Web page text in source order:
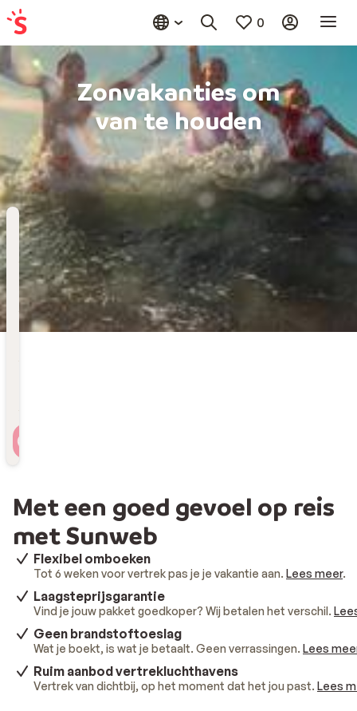
0
Zonvakanties om
van te houden
Bestemming
Kies bestemming
Wanneer
Vertrekdatum
Hoelang
Met een goed gevoel op reis
met Sunweb
Flexibel omboeken
Tot 6 weken voor vertrek pas je je vakantie aan. Lees meer.
Laagsteprijsgarantie
Vind je jouw pakket goedkoper? Wij betalen het verschil.
Geen brandstoftoeslag
Wat je boekt, is wat je betaalt. Geen verrassingen. Lees
Ruim aanbod vertrekluchthavens
Vertrek van dichtbij, op het moment dat het jou past. Lees